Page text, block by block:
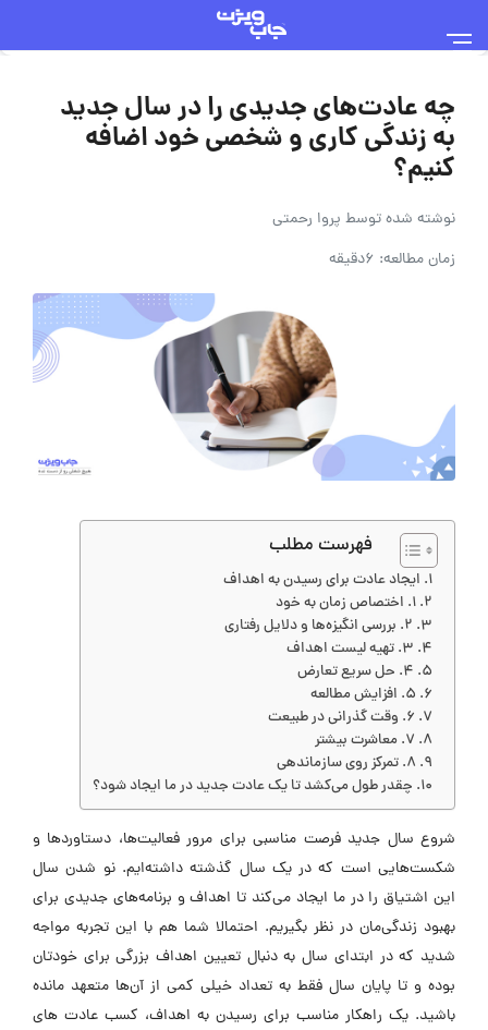
چه عادت‌های جدیدی را در سال جدید
به زندگی کاری و شخصی خود اضافه
کنیم؟
نوشته شده توسط پروا رحمتی
زمان مطالعه: 6دقیقه
فهرست مطلب
ایجاد عادت برای رسیدن به اهداف
1. اختصاص زمان به خود
2. بررسی انگیزه‌ها و دلایل رفتاری
3. تهیه لیست اهداف
4. حل سریع تعارض
5. افزایش مطالعه
6. وقت گذرانی در طبیعت
7. معاشرت بیشتر
8. تمرکز روی سازماندهی
چقدر طول می‌کشد تا یک عادت جدید در ما ایجاد شود؟
شروع سال جدید فرصت مناسبی برای مرور فعالیت‌ها، دستاوردها و
شکست‌هایی است که در یک سال گذشته داشته‌ایم. نو شدن سال
این اشتیاق را در ما ایجاد می‌کند تا اهداف و برنامه‌های جدیدی برای
بهبود زندگی‌مان در نظر بگیریم. احتمالا شما هم با این تجربه مواجه
شدید که در ابتدای سال به دنبال تعیین اهداف بزرگی برای خودتان
بوده و تا پایان سال فقط به تعداد خیلی کمی از آن‌ها متعهد مانده
باشید. یک راهکار مناسب برای رسیدن به اهداف، کسب عادت های